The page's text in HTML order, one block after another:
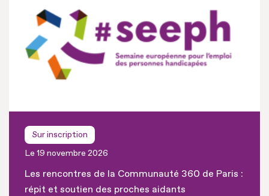
Sur inscription
Le 19 novembre 2026
Les rencontres de la Communauté 360 de Paris :
répit et soutien des proches aidants